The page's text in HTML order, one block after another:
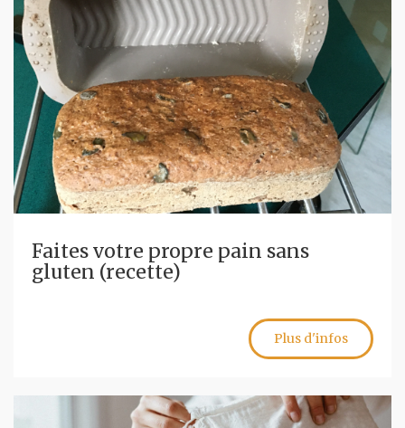
Faites votre propre pain sans
gluten (recette)
Plus d'infos